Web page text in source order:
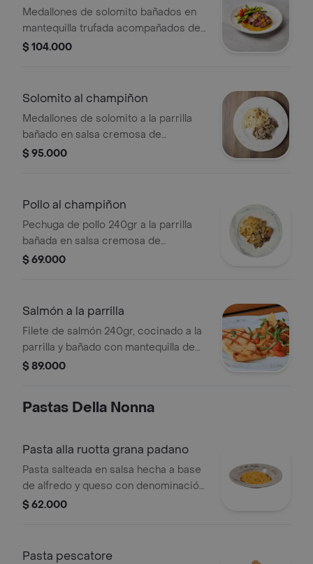
Medallones de solomito bañados en
mantequilla trufada acompañados de
spaguetti alfredo.
$ 104.000
Solomito al champiñon
Medallones de solomito a la parrilla
bañado en salsa cremosa de
champiñones, con pasta cuatro
$ 95.000
Pollo al champiñon
Pechuga de pollo 240gr a la parrilla
bañada en salsa cremosa de
champiñones, con pasta 4 quesos.
$ 69.000
Salmón a la parrilla
Filete de salmón 240gr, cocinado a la
parrilla y bañado con mantequilla de
ajo y perejil con pasta
$ 89.000
Pastas Della Nonna
Pasta alla ruotta grana padano
Pasta salteada en salsa hecha a base
de alfredo y queso con denominación
de origen grana padano.
$ 62.000
Pasta pescatore